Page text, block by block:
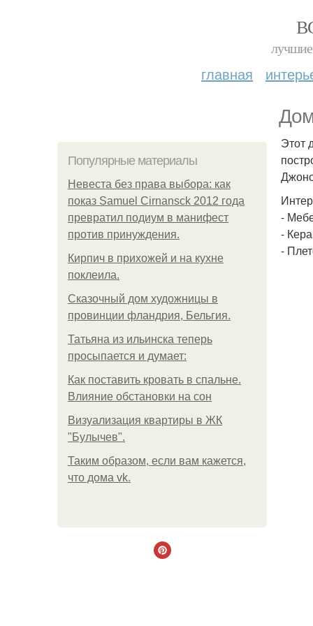
лучшие
главная
Популярные материалы
Невеста без права выбора: как
показ Samuel Cirnansck 2012 года
превратил подиум в манифест
против принуждения.
Кирпич в прихожей и на кухне
поклеила.
Сказочный дом художницы в
провинции фландрия, Бельгия.
Татьяна из ильинска теперь
просыпается и думает:
Как поставить кровать в спальне.
Влияние обстановки на сон
Визуализация квартиры в ЖК
"Булычев".
Таким образом, если вам кажется,
что дома vk.
Этот
-
-
-